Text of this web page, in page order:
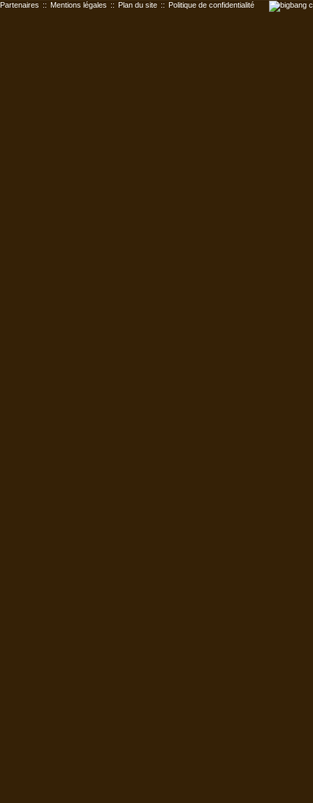
Partenaires :: Mentions légales :: Plan du site :: Politique de confidentialité